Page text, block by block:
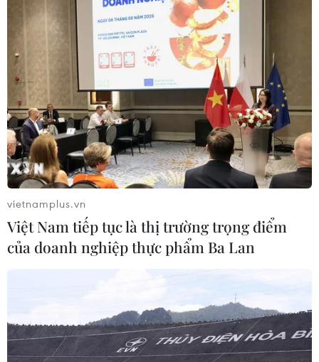
Truy tố 2 cựu Viện trưởng Viện Pháp
y tâm thần Trung ương cùng 63 bị
can
04/08/2026 09:23
Xem thêm
Tổng Biên tập: TRẦN TIẾN DUẨN
Phó Tổng Biên tập: NGUYỄN THỊ TÁM, KHÚC THANH
THỦY
vietnamplus.vn
Việt Nam tiếp tục là thị trường trọng điểm
của doanh nghiệp thực phẩm Ba Lan